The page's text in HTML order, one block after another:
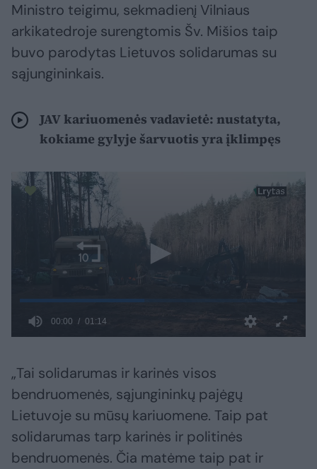
Ministro teigimu, sekmadienį Vilniaus
arkikatedroje surengtomis Šv. Mišios taip
buvo parodytas Lietuvos solidarumas su
sąjungininkais.
JAV kariuomenės vadavietė: nustatyta,
kokiame gylyje šarvuotis yra įklimpęs
„Tai solidarumas ir karinės visos
bendruomenės, sąjungininkų pajėgų
Lietuvoje su mūsų kariuomene. Taip pat
solidarumas tarp karinės ir politinės
bendruomenės. Čia matėme taip pat ir